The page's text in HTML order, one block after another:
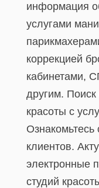
информация
услугами
коррекцией
кабинетами,
другим.
красоты с
Ознакомьтесь
клиентов.
электронные
студий